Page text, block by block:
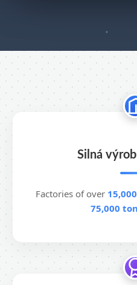
Silná
Factories of over
75,000